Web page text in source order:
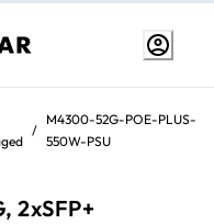
/
M4300-52G-POE-PLUS-
550W-PSU
2xSFP+